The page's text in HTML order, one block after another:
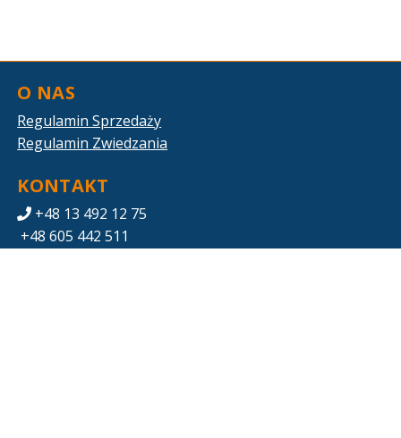
O NAS
Regulamin Sprzedaży
Regulamin Zwiedzania
KONTAKT
+48 13 492 12 75
+48 605 442 511